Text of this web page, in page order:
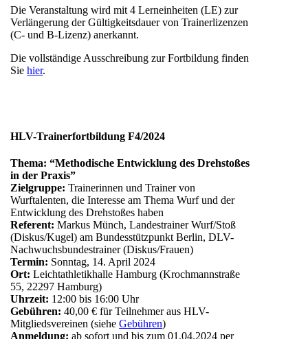
Die Veranstaltung wird mit 4 Lerneinheiten (LE) zur
Verlängerung der Gültigkeitsdauer von Trainerlizenzen
(C- und B-Lizenz) anerkannt.
Die vollständige Ausschreibung zur Fortbildung finden
Siehier.
HLV-Trainerfortbildung F4/2024
Thema: “Methodische Entwicklung des Drehstoßes
in der Praxis”
Zielgruppe: Trainerinnen und Trainer von
Wurftalenten, die Interesse am Thema Wurf und der
Entwicklung des Drehstoßes haben
Referent:Markus Münch, Landestrainer Wurf/Stoß
(Diskus/Kugel) am Bundesstützpunkt Berlin, DLV-
Nachwuchsbundestrainer (Diskus/Frauen)
Termin: Sonntag, 14. April 2024
Ort:Leichtathletikhalle Hamburg (Krochmannstraße
55, 22297 Hamburg)
Uhrzeit: 12:00 bis 16:00 Uhr
Gebühren:40,00 € für Teilnehmer aus HLV-
Mitgliedsvereinen (sieheGebühren)
Anmeldung:ab sofort und bis zum 01.04.2024 per